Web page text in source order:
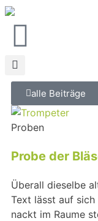
alle Beiträge
Proben
Probe der
Überall dieselbe
Text lässt auf
nackt im Raume